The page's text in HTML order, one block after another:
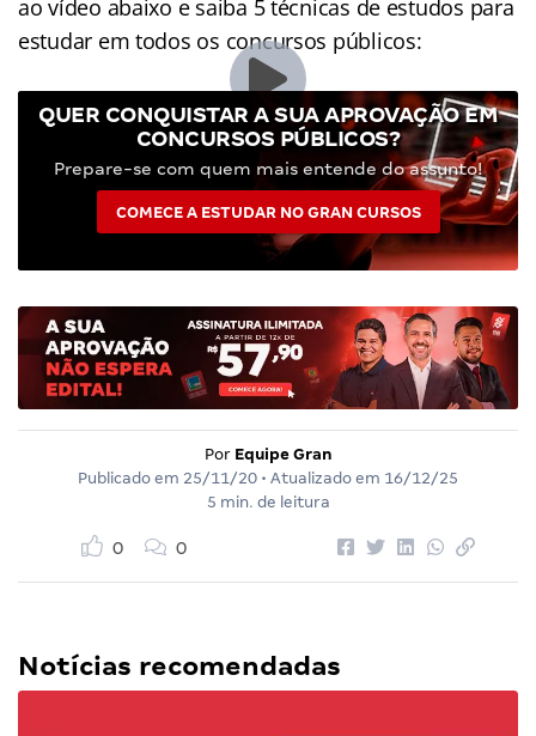
ao vídeo abaixo e saiba 5 técnicas de estudos para
estudar em todos os concursos públicos:
QUER CONQUISTAR A SUA APROVAÇÃO EM
CONCURSOS PÚBLICOS?
Prepare-se com quem mais entende do assunto!
COMECE A ESTUDAR NO GRAN CURSOS
Por Equipe Gran
Publicado em 25/11/20 • Atualizado em 16/12/25
5 min. de leitura
0 0
Notícias recomendadas